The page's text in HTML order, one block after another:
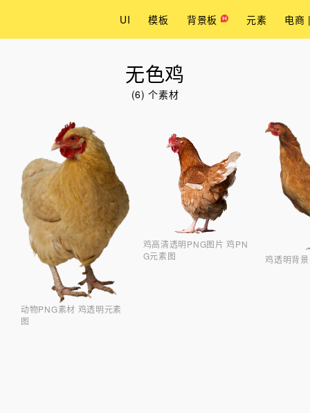
UI 模板 背景板 元素 电商
无色鸡
(6) 个素材
动物PNG素材 鸡透明元素
图
鸡高清透明PNG图片 鸡PN
G元素图
鸡透明背